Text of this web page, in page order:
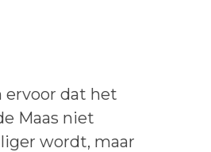
ervoor dat het
Maas niet
wordt, maar